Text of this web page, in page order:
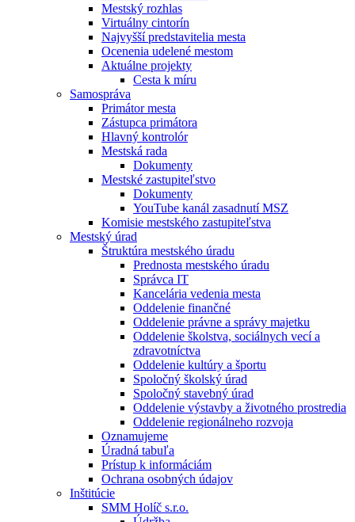
Mestský rozhlas
Virtuálny cintorín
Najvyšší predstavitelia mesta
Ocenenia udelené mestom
Aktuálne projekty
Cesta k míru
Samospráva
Primátor mesta
Zástupca primátora
Hlavný kontrolór
Mestská rada
Dokumenty
Mestské zastupiteľstvo
Dokumenty
YouTube kanál zasadnutí MSZ
Komisie mestského zastupiteľstva
Mestský úrad
Štruktúra mestského úradu
Prednosta mestského úradu
Správca IT
Kancelária vedenia mesta
Oddelenie finančné
Oddelenie právne a správy majetku
Oddelenie školstva, sociálnych vecí a
zdravotníctva
Oddelenie kultúry a športu
Spoločný školský úrad
Spoločný stavebný úrad
Oddelenie výstavby a životného prostredia
Oddelenie regionálneho rozvoja
Oznamujeme
Úradná tabuľa
Prístup k informáciám
Ochrana osobných údajov
Inštitúcie
SMM Holíč s.r.o.